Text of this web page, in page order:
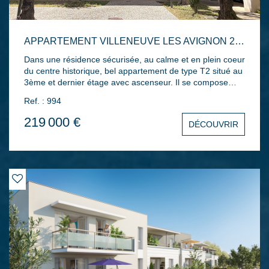
APPARTEMENT VILLENEUVE LES AVIGNON 2 PIÈCES 60 M2
Dans une résidence sécurisée, au calme et en plein coeur
du centre historique, bel appartement de type T2 situé au
3ème et dernier étage avec ascenseur. Il se compose
ouverte aménagée donnant accès à un balcon, d'une
chambre avec placard/dressing, ainsi que d'une salle
d'eau avec WC. Le bien dispose également d'un garage à
vélo dans les parties communes et d'une place de parking
privative.
Ref. : 994
219 000 € DÉCOUVRIR